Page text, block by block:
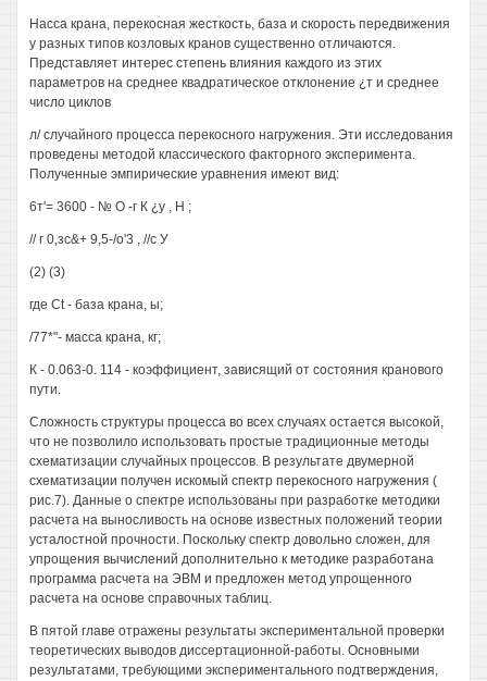
Насса крана, перекосная жесткость, база и скорость передвижения
у разных типов козловых кранов существенно отличаются.
Представляет интерес степень влияния каждого из этих
параметров на среднее квадратическое отклонение ¿т и среднее
число циклов
л/ случайного процесса перекосного нагружения. Эти исследования
проведены методой классического факторного эксперимента.
Полученные эмпирические уравнения имеют вид:
6т'= 3600 - № О -г К ¿у , Н ;
// г 0,зс&+ 9,5-/о'3 , //с У
(2) (3)
где Ct - база крана, ы;
/77*"- масса крана, кг;
К - 0.063-0. 114 - коэффициент, зависящий от состояния кранового
пути.
Сложность структуры процесса во всех случаях остается высокой,
что не позволило использовать простые традиционные методы
схематизации случайных процессов. В результате двумерной
схематизации получен искомый спектр перекосного нагружения (
рис.7). Данные о спектре использованы при разработке методики
расчета на выносливость на основе известных положений теории
усталостной прочности. Поскольку спектр довольно сложен, для
упрощения вычислений дополнительно к методике разработана
программа расчета на ЭВМ и предложен метод упрощенного
расчета на основе справочных таблиц.
В пятой главе отражены результаты экспериментальной проверки
теоретических выводов диссертационной-работы. Основными
результатами, требующими экспериментального подтверждения,